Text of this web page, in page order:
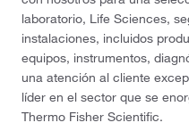
laboratorio, Life Sciences,
instalaciones, incluidos
equipos, instrumentos,
una atención al cliente
líder en el sector que se
Thermo Fisher Scientific.